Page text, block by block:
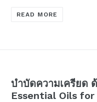
READ MORE
บำบัดความเครียด
Essential Oils